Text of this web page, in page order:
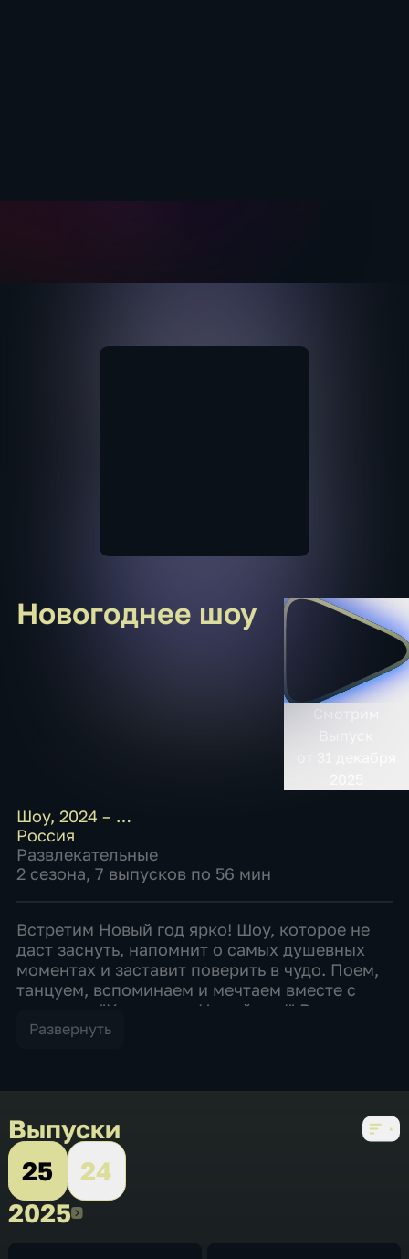
Новогоднее шоу
Шоу,2024 – …
Россия
Развлекательные
2 сезона, 7 выпусков по 56 мин
Встретим Новый год ярко! Шоу, которое не
даст заснуть, напомнит о самых душевных
моментах и заставит поверить в чудо. Поем,
танцуем, вспоминаем и мечтаем вместе с
проектом "Как всегда Новый год!" Встретим
Новый год ярко! Шоу, которое не даст
Развернуть
Выпуски
25
24
20252025